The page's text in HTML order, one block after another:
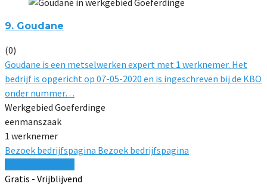
9. Goudane
(0)
Goudane is een metselwerken expert met 1 werknemer. Het
bedrijf is opgericht op 07-05-2020 en is ingeschreven bij de KBO
onder nummer…
Werkgebied Goeferdinge
eenmanszaak
1 werknemer
Bezoek bedrijfspagina Bezoek bedrijfspagina
Gratis - Vrijblijvend